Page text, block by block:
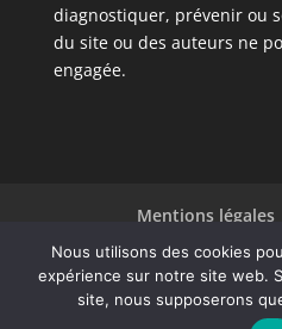
diagnostiquer, prévenir ou
du site ou des auteurs ne
engagée.
Mentions légales
Liste des
Design deElegant
Nous utilisons des cookies
expérience sur notre site web.
site, nous supposerons